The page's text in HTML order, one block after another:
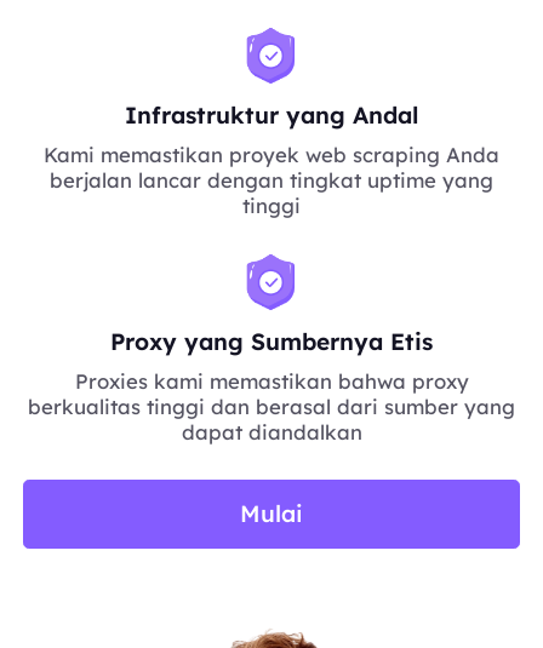
Infrastruktur yang Andal
Kami memastikan proyek web scraping Anda
berjalan lancar dengan tingkat uptime yang
tinggi
Proxy yang Sumbernya Etis
Proxies kami memastikan bahwa proxy
berkualitas tinggi dan berasal dari sumber yang
dapat diandalkan
Mulai